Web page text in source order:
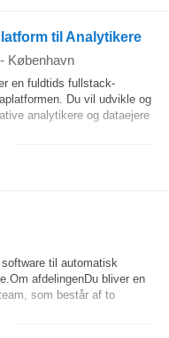
til Analytikere
- København
en fuldtids fullstack-
Du vil udvikle og
analytikere og dataejere
til automatisk
afdelingenDu bliver en
som består af to